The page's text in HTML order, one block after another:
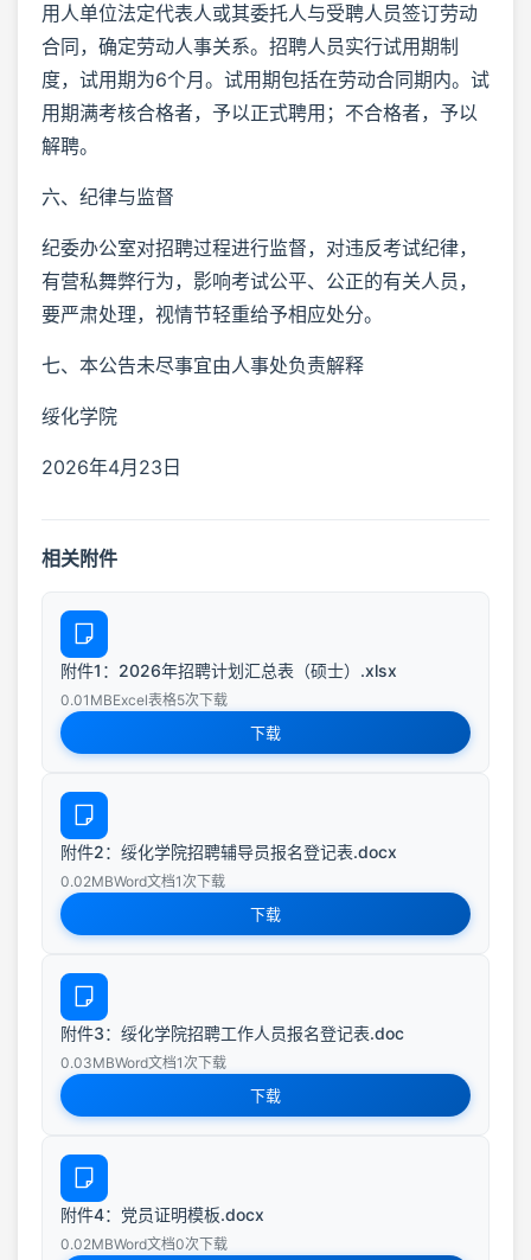
用人单位法定代表人或其委托人与受聘人员签订劳动
合同，确定劳动人事关系。招聘人员实行试用期制
度，试用期为6个月。试用期包括在劳动合同期内。试
用期满考核合格者，予以正式聘用；不合格者，予以
解聘。
六、纪律与监督
纪委办公室对招聘过程进行监督，对违反考试纪律，
有营私舞弊行为，影响考试公平、公正的有关人员，
要严肃处理，视情节轻重给予相应处分。
七、本公告未尽事宜由人事处负责解释
绥化学院
2026年4月23日
相关附件
附件1：2026年招聘计划汇总表（硕士）.xlsx
0.01MBExcel表格5次下载
下载
附件2：绥化学院招聘辅导员报名登记表.docx
0.02MBWord文档1次下载
下载
附件3：绥化学院招聘工作人员报名登记表.doc
0.03MBWord文档1次下载
下载
附件4：党员证明模板.docx
0.02MBWord文档0次下载